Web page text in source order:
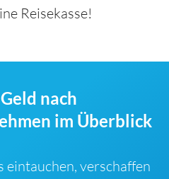
Reisekasse!
nach
im Überblick
verschaffen